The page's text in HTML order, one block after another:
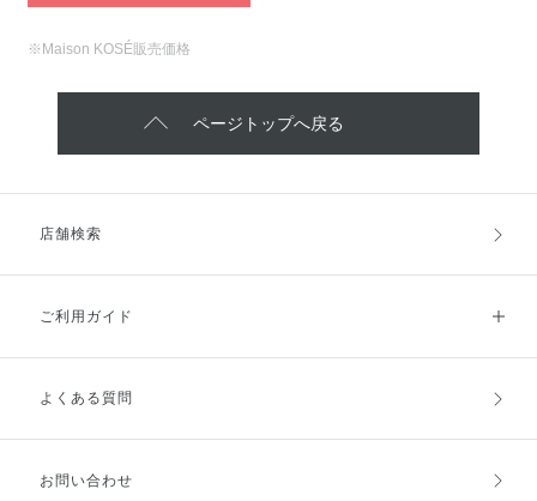
※Maison KOSÉ販売価格
ページトップへ戻る
店舗検索
ご利用ガイド
ご利用ガイドトップ
お支払方法
よくある質問
お問い合わせ